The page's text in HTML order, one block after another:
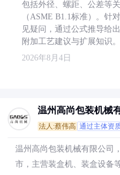
包括外径、螺距、公差等
（ASME B1.1标准）。针
见疑问，通过公式推导给
附加工艺建议与扩展知识。
2026年8月4日
温州高尚包装机械
法人:蔡伟高 通过主体资
温州高尚包装机械有限公司
市，主营装盒机、装盒设备